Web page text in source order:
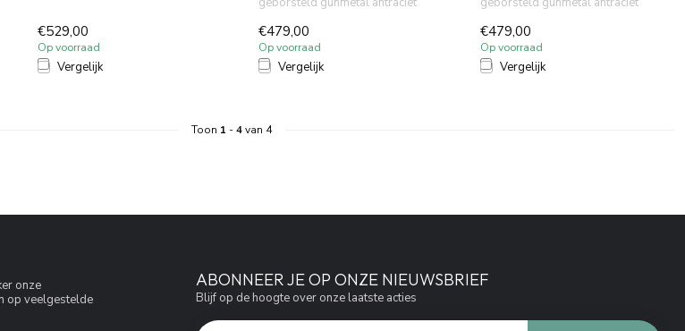
€529,00
Op voorraad
Vergelijk
€479,00
Op voorraad
Vergelijk
€479,00
Op voorraad
Vergelijk
Toon 1 -4van 4
onze
op veelgestelde
ABONNEER JE OP ONZE NIEUWSBRIEF
Blijf op de hoogte over onze laatste acties